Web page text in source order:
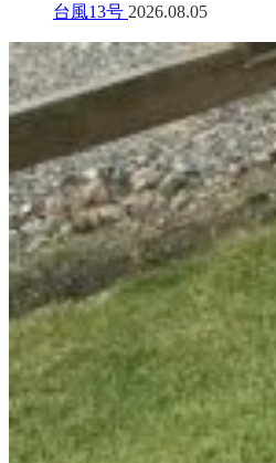
台風13号 2026.08.05